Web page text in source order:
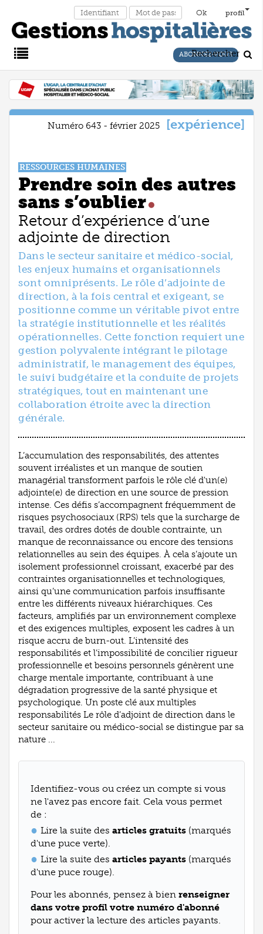
profil
Main
Menu
ABONNEZ-VOUS
Rechercher
Numéro 643 - février 2025 expérience
RESSOURCES HUMAINES
Prendre soin des autres
sans s’oublier
Retour d’expérience d’une
adjointe de direction
Dans le secteur sanitaire et médico-social,
les enjeux humains et organisationnels
sont omniprésents. Le rôle d’adjointe de
direction, à la fois central et exigeant, se
positionne comme un véritable pivot entre
la stratégie institutionnelle et les réalités
opérationnelles. Cette fonction requiert une
gestion polyvalente intégrant le pilotage
administratif, le management des équipes,
le suivi budgétaire et la conduite de projets
stratégiques, tout en maintenant une
collaboration étroite avec la direction
générale.
L’accumulation des responsabilités, des attentes
souvent irréalistes et un manque de soutien
managérial transforment parfois le rôle clé d'un(e)
adjointe(e) de direction en une source de pression
intense. Ces défis s’accompagnent fréquemment de
risques psychosociaux (RPS) tels que la surcharge de
travail, des ordres dotés de double contrainte, un
manque de reconnaissance ou encore des tensions
relationnelles au sein des équipes. À cela s’ajoute un
isolement professionnel croissant, exacerbé par des
contraintes organisationnelles et technologiques,
ainsi qu’une communication parfois insuffisante
entre les différents niveaux hiérarchiques. Ces
facteurs, amplifiés par un environnement complexe
et des exigences multiples, exposent les cadres à un
risque accru de burn-out. L’intensité des
responsabilités et l’impossibilité de concilier rigueur
professionnelle et besoins personnels génèrent une
charge mentale importante, contribuant à une
dégradation progressive de la santé physique et
psychologique. Un poste clé aux multiples
responsabilités Le rôle d’adjoint de direction dans le
secteur sanitaire ou médico-social se distingue par sa
nature ...
Identifiez-vous ou créez un compte si vous
ne l'avez pas encore fait. Cela vous permet
de :
Lire la suite des articles gratuits (marqués
d'une puce verte).
Lire la suite des articles payants (marqués
d'une puce rouge).
Pour les abonnés, pensez à bien renseigner
dans votre profil votre numéro d'abonné
pour activer la lecture des articles payants.